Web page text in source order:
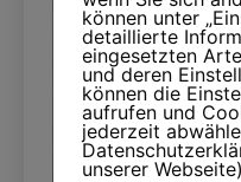
können unter
detaillierte
eingesetzten
und deren
können die
aufrufen und
jederzeit
unserer